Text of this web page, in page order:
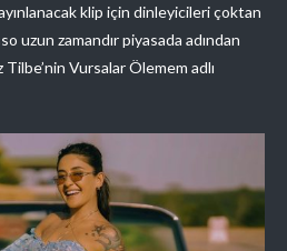
klip için dinleyicileri çoktan
uzun zamandır piyasada adından
Tilbe’nin Vursalar Ölemem adlı